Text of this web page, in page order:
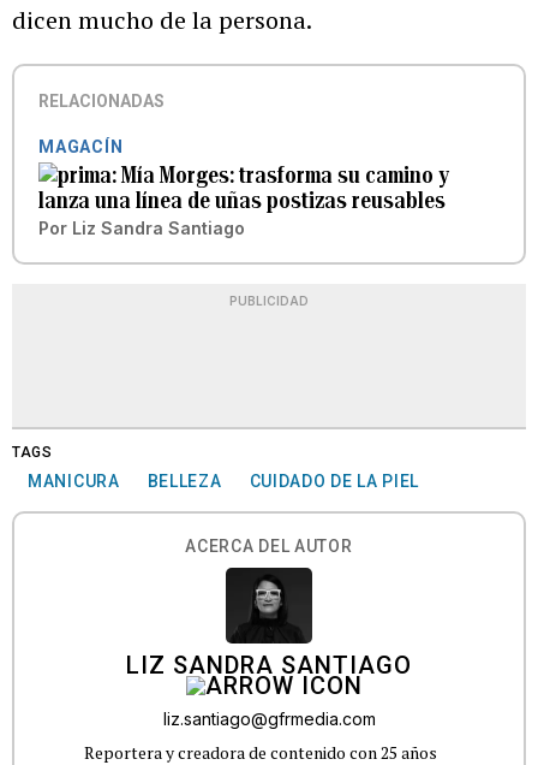
dicen mucho de la persona.
RELACIONADAS
MAGACÍN
Mía Morges: trasforma su camino y
lanza una línea de uñas postizas reusables
Por Liz Sandra Santiago
PUBLICIDAD
TAGS
MANICURA BELLEZA CUIDADO DE LA PIEL
ACERCA DEL AUTOR
LIZ SANDRA SANTIAGO
liz.santiago@gfrmedia.com
Reportera y creadora de contenido con 25 años